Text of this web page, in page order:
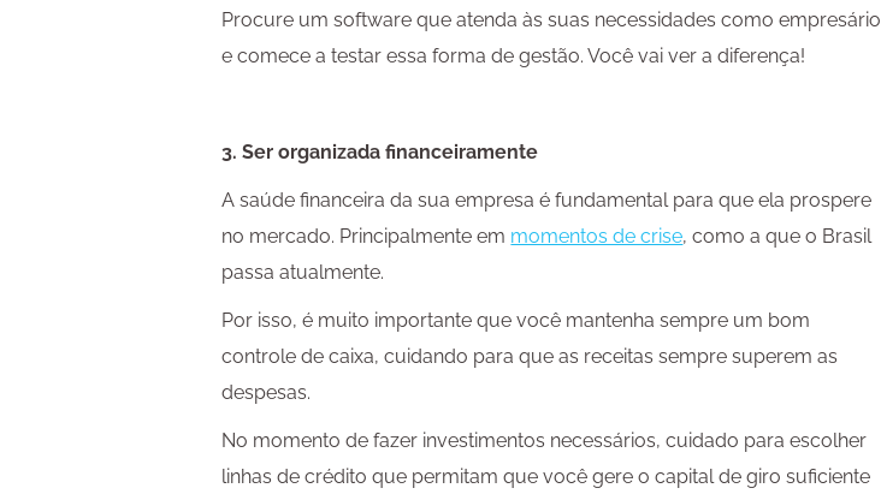
Procure um software que atenda às suas necessidades como empresário
e comece a testar essa forma de gestão. Você vai ver a diferença!
3. Ser organizada financeiramente
A saúde financeira da sua empresa é fundamental para que ela prospere
no mercado. Principalmente em momentos de crise, como a que o Brasil
passa atualmente.
Por isso, é muito importante que você mantenha sempre um bom
controle de caixa, cuidando para que as receitas sempre superem as
despesas.
No momento de fazer investimentos necessários, cuidado para escolher
linhas de crédito que permitam que você gere o capital de giro suficiente